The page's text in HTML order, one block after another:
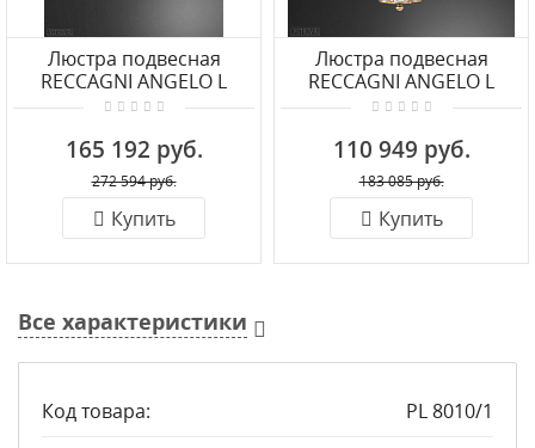
Люстра подвесная
RECCAGNI ANGELO L
8010/5
165 192 руб.
272 594 руб.
Купить
Люстра подвесная
RECCAGNI ANGELO L
8010/3
110 949 руб.
183 085 руб.
Купить
Все характеристики
Код товара:
PL 8010/1